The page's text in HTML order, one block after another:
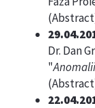
(Abstract
Dr. Dan
"
(Abstract